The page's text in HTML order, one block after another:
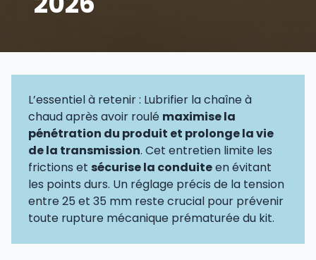
L’essentiel à retenir : Lubrifier la chaîne à
chaud après avoir roulé maximise la
pénétration du produit et prolonge la vie
de la transmission. Cet entretien limite les
frictions et sécurise la conduiteen évitant
les points durs. Un réglage précis de la tension
entre 25 et 35 mm reste crucial pour prévenir
toute rupture mécanique prématurée du kit.